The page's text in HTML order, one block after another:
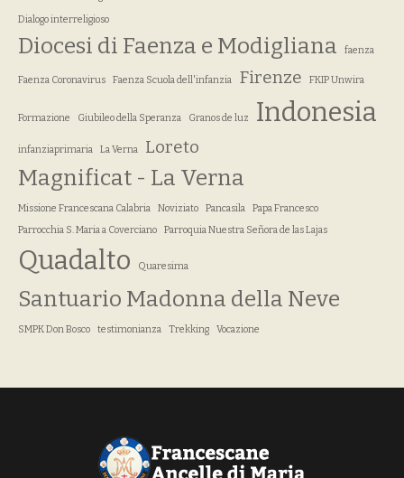
Dialogo interreligioso
Diocesi di Faenza e Modigliana faenza
Faenza Coronavirus Faenza Scuola dell'infanzia Firenze FKIP Unwira
Formazione Giubileo della Speranza Granos de luz Indonesia
infanziaprimaria La Verna Loreto
Magnificat - La Verna
Missione Francescana Calabria Noviziato Pancasila
Papa Francesco
Parrocchia S. Maria a Coverciano
Parroquia Nuestra Señora de las Lajas
Quadalto Quaresima
Santuario Madonna della Neve
SMPK Don Bosco testimonianza Trekking Vocazione